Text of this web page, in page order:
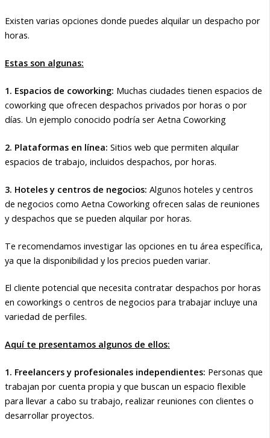
Existen varias opciones donde puedes alquilar un despacho por
horas.
Estas son algunas:
1. Espacios de coworking: Muchas ciudades tienen espacios de
coworking que ofrecen despachos privados por horas o por
días. Un ejemplo conocido podría ser Aetna Coworking
2. Plataformas en línea: Sitios web que permiten alquilar
espacios de trabajo, incluidos despachos, por horas.
3. Hoteles y centros de negocios: Algunos hoteles y centros
de negocios como Aetna Coworking ofrecen salas de reuniones
y despachos que se pueden alquilar por horas.
Te recomendamos investigar las opciones en tu área específica,
ya que la disponibilidad y los precios pueden variar.
El cliente potencial que necesita contratar despachos por horas
en coworkings o centros de negocios para trabajar incluye una
variedad de perfiles.
Aquí te presentamos algunos de ellos:
1. Freelancers y profesionales independientes: Personas que
trabajan por cuenta propia y que buscan un espacio flexible
para llevar a cabo su trabajo, realizar reuniones con clientes o
desarrollar proyectos.